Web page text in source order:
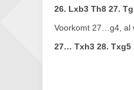
26. Lxb3 Th8 27.
Voorkomt 27…g4, al
27… Txh3 28. Txg5